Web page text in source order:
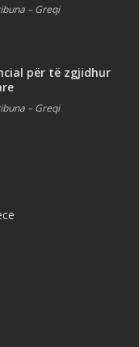
– Greqi
për të zgjidhur
– Greqi